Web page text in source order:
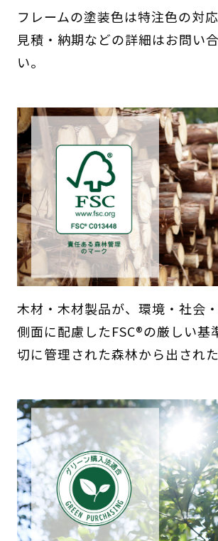
フレームの塗装色は特注色の対応
見積・納期などの詳細はお問い
い。
木材・木材製品が、環境・社会
側面に配慮したFSC®の厳しい基
切に管理された森林から出された